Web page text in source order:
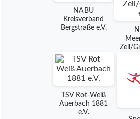
NABU
Kreisverband
Bergstraße e.V.
Zell/
TSV Rot-Weiß
Auerbach 1881
e.V.